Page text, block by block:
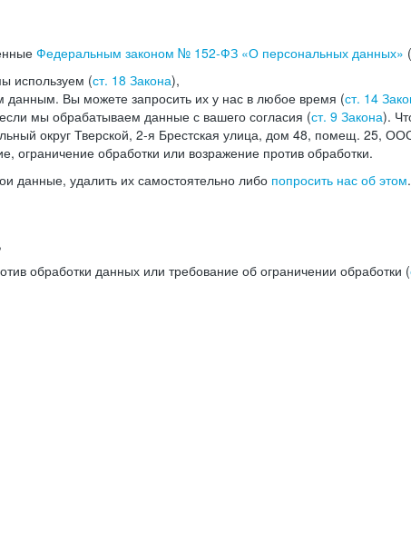
Федеральным законом № 152-ФЗ «О персональных данных»
используем (ст. 18 Закона),
данным. Вы можете запросить их у нас в любое время (ст. 14
мы обрабатываем данные с вашего согласия (ст. 9 Закона).
округ Тверской, 2-я Брестская улица, дом 48, помещ. 25,
ограничение обработки или возражение против обработки.
данные, удалить их самостоятельно либо попросить нас об этом
обработки данных или требование об ограничении обработки (